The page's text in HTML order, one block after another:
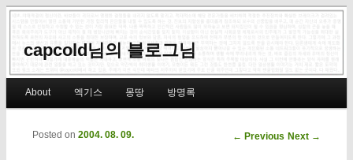
capcold님의 블로그님
Skip to primary content
Skip to secondary content
About 엑기스 몽땅 방명록
Post navigation
← Previous Next →
Posted on 2004. 08. 09.